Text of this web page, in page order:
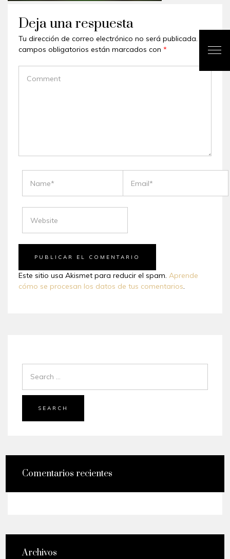
Deja una respuesta
Tu dirección de correo electrónico no será publicada.
campos obligatorios están marcados con *
Este sitio usa Akismet para reducir el spam. Aprende
cómo se procesan los datos de tus comentarios.
SEARCH
Comentarios recientes
Archivos